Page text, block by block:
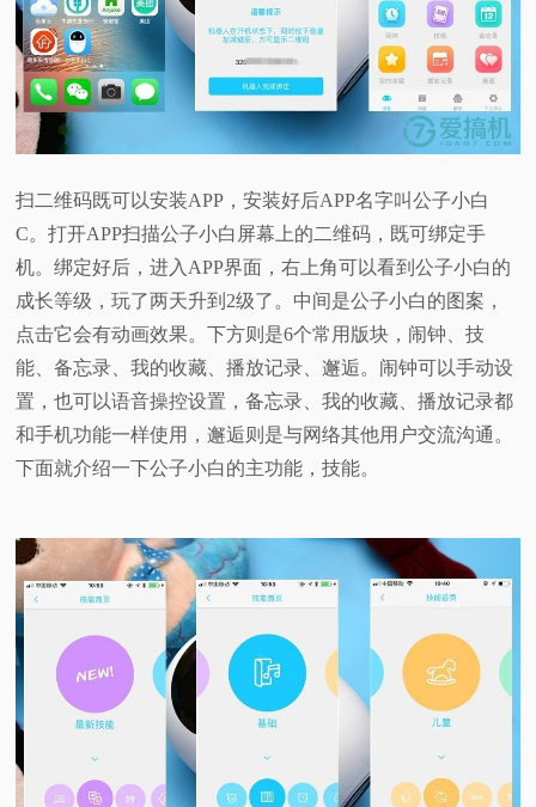
扫二维码既可以安装APP，安装好后APP名字叫公子小白
C。打开APP扫描公子小白屏幕上的二维码，既可绑定手
机。绑定好后，进入APP界面，右上角可以看到公子小白的
成长等级，玩了两天升到2级了。中间是公子小白的图案，
点击它会有动画效果。下方则是6个常用版块，闹钟、技
能、备忘录、我的收藏、播放记录、邂逅。闹钟可以手动设
置，也可以语音操控设置，备忘录、我的收藏、播放记录都
和手机功能一样使用，邂逅则是与网络其他用户交流沟通。
下面就介绍一下公子小白的主功能，技能。